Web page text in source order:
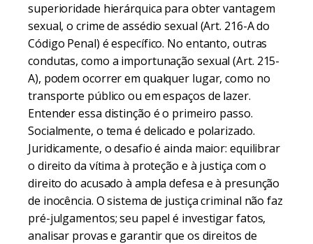
superioridade hierárquica para obter vantagem
sexual, o crime de assédio sexual (Art. 216-A do
Código Penal) é específico. No entanto, outras
condutas, como a importunação sexual (Art. 215-
A), podem ocorrer em qualquer lugar, como no
transporte público ou em espaços de lazer.
Entender essa distinção é o primeiro passo.
Socialmente, o tema é delicado e polarizado.
Juridicamente, o desafio é ainda maior: equilibrar
o direito da vítima à proteção e à justiça com o
direito do acusado à ampla defesa e à presunção
de inocência. O sistema de justiça criminal não faz
pré-julgamentos; seu papel é investigar fatos,
analisar provas e garantir que os direitos de